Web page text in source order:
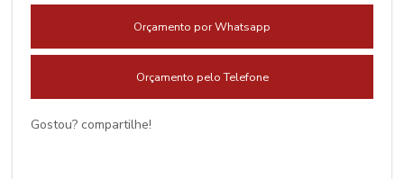
Orçamento por Whatsapp
Orçamento pelo Telefone
Gostou? compartilhe!